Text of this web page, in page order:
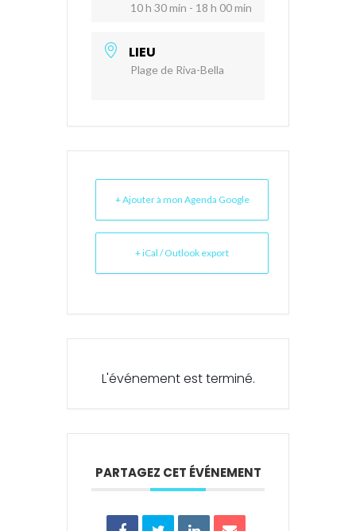
10 h 30 min - 18 h 00 min
LIEU
Plage de Riva-Bella
+ Ajouter à mon Agenda Google
+ iCal / Outlook export
L'événement est terminé.
PARTAGEZ CET ÉVÉNEMENT